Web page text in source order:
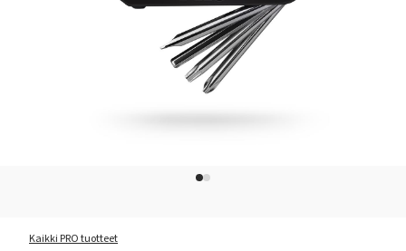
Kaikki PRO tuotteet